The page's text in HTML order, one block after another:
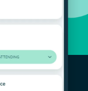
OPLOSSINGEN